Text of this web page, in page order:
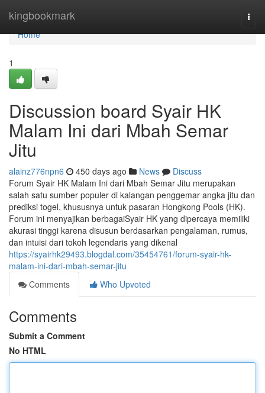
kingbookmark
Home
Home
1
Discussion board Syair HK
Malam Ini dari Mbah Semar
Jitu
alainz776npn6 450 days ago News
Discuss
Forum Syair HK Malam Ini dari Mbah Semar Jitu merupakan
salah satu sumber populer di kalangan penggemar angka jitu dan
prediksi togel, khususnya untuk pasaran Hongkong Pools (HK).
Forum ini menyajikan berbagaiSyair HK yang dipercaya memiliki
akurasi tinggi karena disusun berdasarkan pengalaman, rumus,
dan intuisi dari tokoh legendaris yang dikenal
https://syairhk29493.blogdal.com/35454761/forum-syair-hk-
malam-ini-dari-mbah-semar-jitu
Comments
Who Upvoted
Comments
Submit a Comment
No HTML